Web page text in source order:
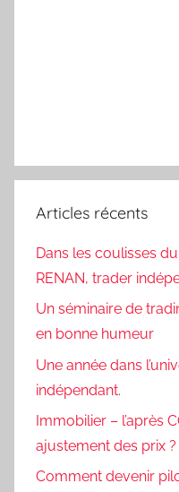
Articles récents
Dans les coulisses
RENAN, trader
Un séminaire de
en bonne humeur
Une année dans
indépendant.
Immobilier – l’après
ajustement des prix ?
Comment devenir